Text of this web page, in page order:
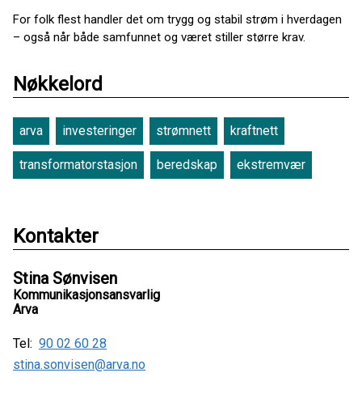
For folk flest handler det om trygg og stabil strøm i hverdagen
– også når både samfunnet og været stiller større krav.
Nøkkelord
arva investeringer strømnett kraftnett
transformatorstasjon beredskap ekstremvær
Kontakter
Stina Sønvisen
Kommunikasjonsansvarlig
Arva
Tel: 90 02 60 28
stina.sonvisen@arva.no